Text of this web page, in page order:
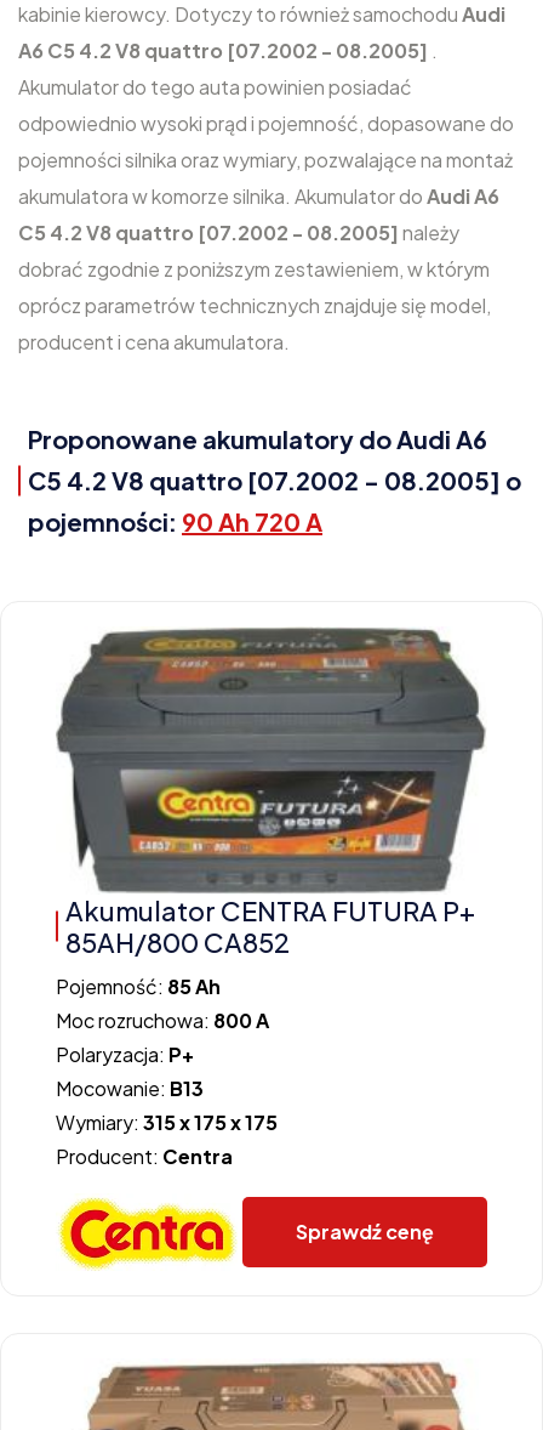
kabinie kierowcy. Dotyczy to również samochoduAudi
A6 C5 4.2 V8 quattro [07.2002 - 08.2005] .
Akumulator do tego auta powinien posiadać
odpowiednio wysoki prąd i pojemność, dopasowane do
pojemności silnika oraz wymiary, pozwalające na montaż
akumulatora w komorze silnika. Akumulator doAudi A6
C5 4.2 V8 quattro [07.2002 - 08.2005] należy
dobrać zgodnie z poniższym zestawieniem, w którym
oprócz parametrów technicznych znajduje się model,
producent i cena akumulatora.
Proponowane akumulatory do Audi A6
C5 4.2 V8 quattro [07.2002 - 08.2005] o
pojemności: 90 Ah 720 A
Akumulator CENTRA FUTURA P+
85AH/800 CA852
Pojemność: 85 Ah
Moc rozruchowa: 800 A
Polaryzacja: P+
Mocowanie: B13
Wymiary: 315 x 175 x 175
Producent: Centra
Sprawdź cenę